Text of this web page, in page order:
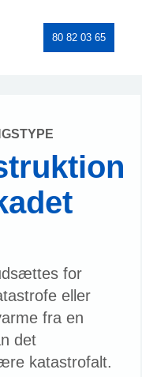
80 82 03 65
for
eller
fra en
det
katastrofalt.